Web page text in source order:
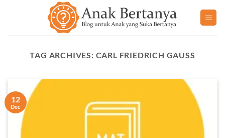
TAG ARCHIVES: CARL FRIEDRICH GAUSS
12
Dec